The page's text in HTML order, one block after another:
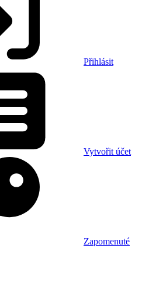
Přihlásit
Vytvořit účet
Zapomenuté